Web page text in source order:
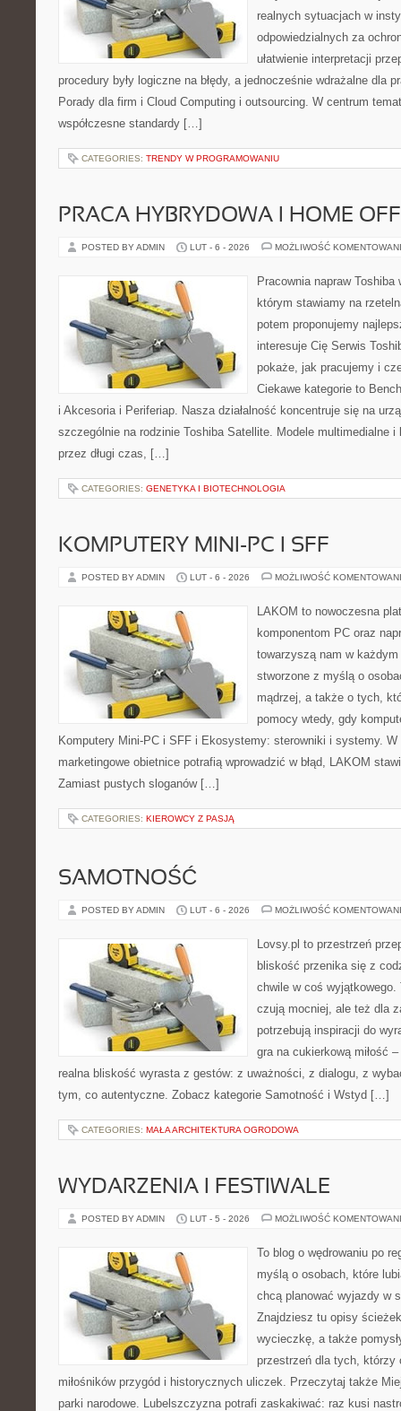
realnych sytuacjach w
odpowiedzialnych za
ułatwienie interpretacji
procedury były logiczne na błędy, a jednocześnie wdrażalne dla
Porady dla firm i Cloud Computing i outsourcing. W centrum
współczesne standardy […]
CATEGORIES: TRENDY W PROGRAMOWANIU
PRACA HYBRYDOWA I HOME
POSTED BY ADMIN LUT - 6 - 2026 MOŻLIWOŚĆ
Pracownia napraw
którym stawiamy na
potem proponujemy
interesuje Cię Serwis
pokaże, jak pracujemy i
Ciekawe kategorie to
i Akcesoria i Periferiap. Nasza działalność koncentruje się na
szczególnie na rodzinie Toshiba Satellite. Modele multimedialne i
przez długi czas, […]
CATEGORIES: GENETYKA I BIOTECHNOLOGIA
KOMPUTERY MINI-PC I SFF
POSTED BY ADMIN LUT - 6 - 2026 MOŻLIWOŚĆ
LAKOM to nowoczesna
komponentom PC oraz
towarzyszą nam w
stworzone z myślą o
mądrzej, a także o tych,
pomocy wtedy, gdy
Komputery Mini-PC i SFF i Ekosystemy: sterowniki i systemy.
marketingowe obietnice potrafią wprowadzić w błąd, LAKOM
Zamiast pustych sloganów […]
CATEGORIES: KIEROWCY Z PASJĄ
SAMOTNOŚĆ
POSTED BY ADMIN LUT - 6 - 2026 MOŻLIWOŚĆ
Lovsy.pl to przestrzeń
bliskość przenika się z
chwile w coś
czują mocniej, ale też dla
potrzebują inspiracji do
gra na cukierkową miłość
realna bliskość wyrasta z gestów: z uważności, z dialogu, z
tym, co autentyczne. Zobacz kategorie Samotność i Wstyd […]
CATEGORIES: MAŁA ARCHITEKTURA OGRODOWA
WYDARZENIA I FESTIWALE
POSTED BY ADMIN LUT - 5 - 2026 MOŻLIWOŚĆ
To blog o wędrowaniu po
myślą o osobach, które
chcą planować wyjazdy w
Znajdziesz tu opisy
wycieczkę, a także
przestrzeń dla tych, którzy
miłośników przygód i historycznych uliczek. Przeczytaj także
parki narodowe. Lubelszczyzna potrafi zaskakiwać: raz kusi